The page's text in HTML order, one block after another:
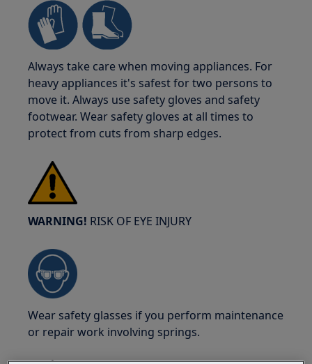
Always take care when moving appliances. For
heavy appliances it's safest for two persons to
move it. Always use safety gloves and safety
footwear. Wear safety gloves at all times to
protect from cuts from sharp edges.
WARNING! RISK OF EYE INJURY
Wear safety glasses if you perform maintenance
or repair work involving springs.